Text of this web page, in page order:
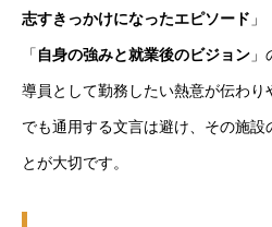
志すきっかけになったエピソード 」
「 自身の強みと就業後のビジョン
導員として勤務したい熱意が伝わ
でも通用する文言は避け、その施設
とが大切です。